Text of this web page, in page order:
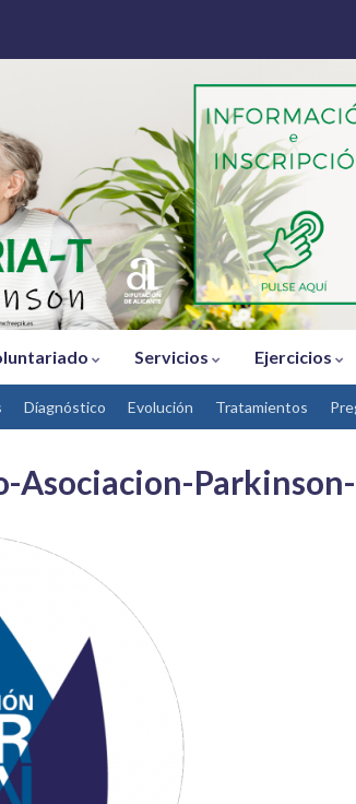
Servicios Ejercicios
Díagnóstico Evolución Tratamientos
Asociacion-